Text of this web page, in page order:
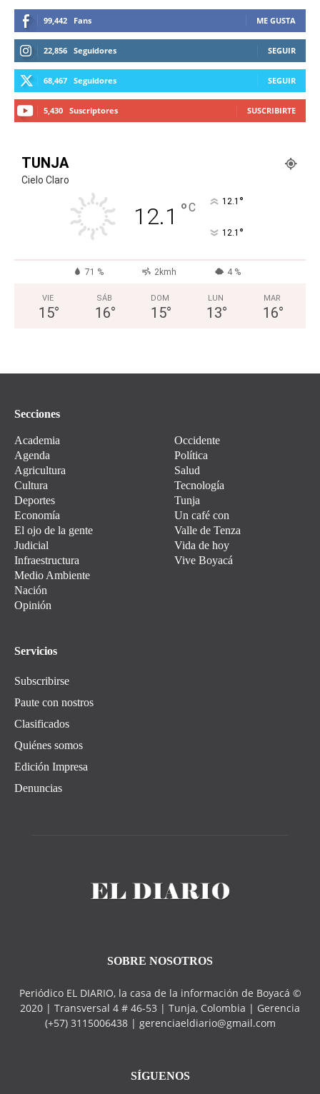
99,442 Fans ME GUSTA
22,856 Seguidores SEGUIR
68,467 Seguidores SEGUIR
5,430 Suscriptores SUSCRIBIRTE
TUNJA
Cielo Claro
12.1 °C 12.1 °
12.1 °
71 % 2kmh 4 %
VIE
15°
SÁB
16°
DOM
15°
LUN
13°
MAR
16°
Secciones
Academia
Agenda
Agricultura
Cultura
Deportes
Economía
El ojo de la gente
Judicial
Infraestructura
Medio Ambiente
Nación
Opinión
Occidente
Política
Salud
Tecnología
Tunja
Un café con
Valle de Tenza
Vida de hoy
Vive Boyacá
Servicios
Subscribirse
Paute con nostros
Clasificados
Quiénes somos
Edición Impresa
Denuncias
SOBRE NOSOTROS
Periódico EL DIARIO, la casa de la información de Boyacá ©
2020 | Transversal 4 # 46-53 | Tunja, Colombia | Gerencia
(+57) 3115006438 | gerenciaeldiario@gmail.com
SÍGUENOS